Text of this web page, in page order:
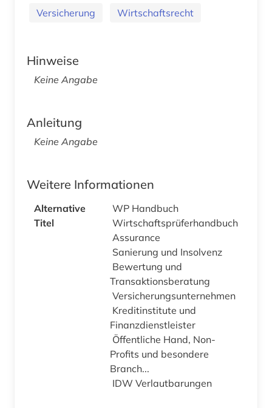
Versicherung
Wirtschaftsrecht
Hinweise
Keine Angabe
Anleitung
Keine Angabe
Weitere Informationen
Alternative
Titel
WP Handbuch
Wirtschaftsprüferhandbuch
Assurance
Sanierung und Insolvenz
Bewertung und
Transaktionsberatung
Versicherungsunternehmen
Kreditinstitute und
Finanzdienstleister
Öffentliche Hand, Non-
Profits und besondere
Branch...
IDW Verlautbarungen